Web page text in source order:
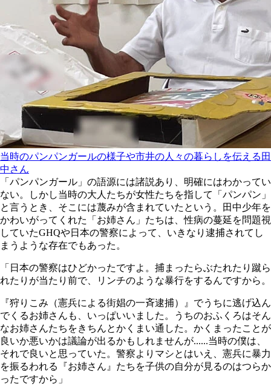
当時のパンパンガールの様子や市井の人々の暮らしを伝える田
中さん
「パンパンガール」の語源には諸説あり、明確にはわかってい
ない。しかし当時の大人たちが女性たちを指して「パンパン」
と言うとき、そこには蔑みが含まれていたという。田中少年を
かわいがってくれた「お姉さん」たちは、性病の蔓延を問題視
していたGHQや日本の警察によって、いきなり逮捕されてし
まうような存在でもあった。
「日本の警察はひどかったですよ。捕まったらぶたれたり蹴ら
れたりが当たり前で、リンチのような暴行をするんですから。
『狩りこみ（憲兵による街娼の一斉逮捕）』でうちに逃げ込ん
でくるお姉さんも、いっぱいいました。うちのおふくろはそん
なお姉さんたちをきちんとかくまい通した。かくまったことが
良いか悪いかは議論が出るかもしれませんが......当時の僕は、
それで良いと思っていた。警察よりマシとはいえ、憲兵に暴力
を振るわれる『お姉さん』たちを子供の自分が見るのはつらか
ったですから」